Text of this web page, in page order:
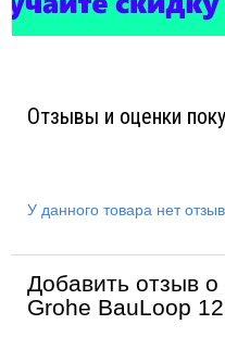
Отзывы и оценки
У данного товара нет
Добавить отзыв
Grohe BauLoop